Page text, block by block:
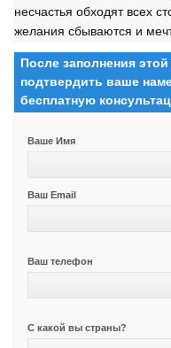
несчастья обходят всех
желания сбываются и
После заполнения
подтвердить ваше
бесплатную
Ваше Имя
Ваш Email
Ваш телефон
С какой вы страны?